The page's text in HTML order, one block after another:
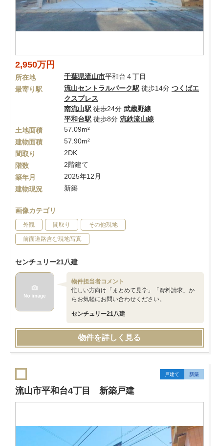
2,950万円
所在地 千葉県流山市平和台４丁目
最寄り駅
流山セントラルパーク駅 徒歩14分 つくばエ
クスプレス
南流山駅 徒歩24分 武蔵野線
平和台駅 徒歩8分 流鉄流山線
土地面積
57.09m²
建物面積
57.90m²
間取り
2DK
階数
2階建て
築年月
2025年12月
建物現況
新築
画像カテゴリ
外観 間取り その他現地
前面道路含む現地写真
センチュリー21八建
物件担当者コメント
忙しい方向け「まとめて見学」「資料請求」か
らお気軽にお問い合わせください。
センチュリー21八建
物件を詳しく見る
戸建て 新築
流山市平和台4丁目 新築戸建